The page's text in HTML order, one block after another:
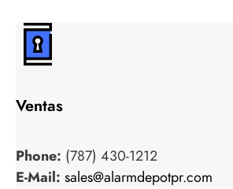
Ventas
Phone: (787) 430-1212
E-Mail: sales@alarmdepotpr.com